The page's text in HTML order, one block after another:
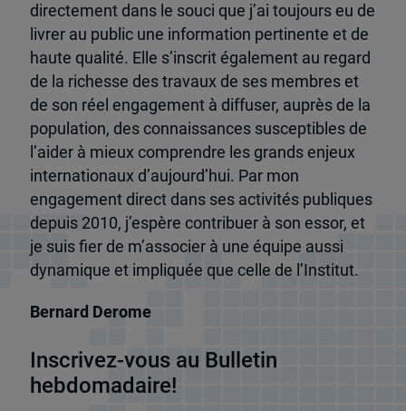
directement dans le souci que j’ai toujours eu de
livrer au public une information pertinente et de
haute qualité. Elle s’inscrit également au regard
de la richesse des travaux de ses membres et
de son réel engagement à diffuser, auprès de la
population, des connaissances susceptibles de
l’aider à mieux comprendre les grands enjeux
internationaux d’aujourd’hui. Par mon
engagement direct dans ses activités publiques
depuis 2010, j’espère contribuer à son essor, et
je suis fier de m’associer à une équipe aussi
dynamique et impliquée que celle de l’Institut.
Bernard Derome
Inscrivez-vous au Bulletin
hebdomadaire!